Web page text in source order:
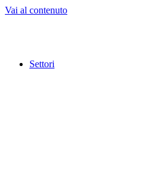
Vai al contenuto
Settori